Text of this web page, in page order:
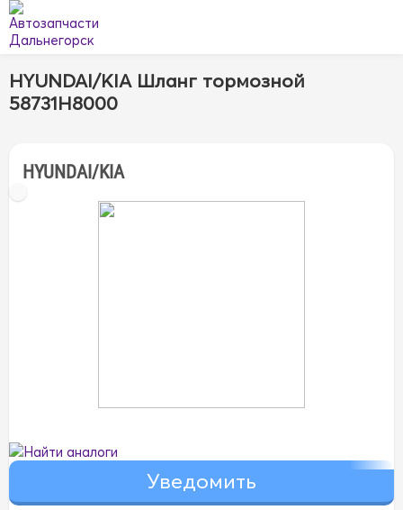
HYUNDAI/KIA Шланг тормозной
58731H8000
HYUNDAI/KIA
Найти аналоги